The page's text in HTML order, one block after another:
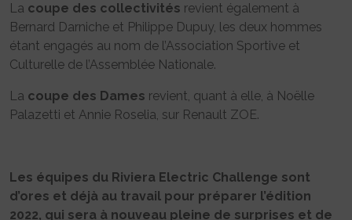
La coupe des collectivités revient également à
Bernard Darniche et Philippe Dupuy, les deux hommes
étant engagés au nom de l’Association Sportive et
Culturelle de l’Assemblée Nationale.
La coupe des Dames revient, quant à elle, à Noëlle
Palazetti et Annie Roselia, sur Renault ZOE.
Les équipes du Riviera Electric Challenge sont
d’ores et déjà au travail pour préparer l’édition
2022, qui sera à nouveau pleine de surprises et de